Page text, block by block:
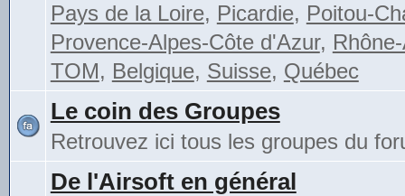
Pays de la Loire, Picardie, Poitou-
Provence-Alpes-Côte d'Azur,
TOM, Belgique, Suisse, Québec
Le coin des Groupes
Retrouvez ici tous les groupes du
De l'Airsoft en général